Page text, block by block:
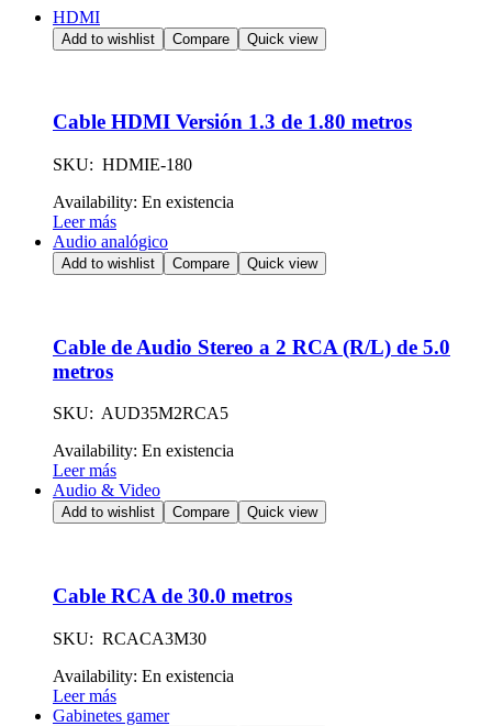
HDMI
Add to wishlist Compare Quick view
Cable HDMI Versión 1.3 de 1.80 metros
SKU: HDMIE-180
Availability: En existencia
Leer más
Audio analógico
Add to wishlist Compare Quick view
Cable de Audio Stereo a 2 RCA (R/L) de 5.0
metros
SKU: AUD35M2RCA5
Availability: En existencia
Leer más
Audio & Video
Add to wishlist Compare Quick view
Cable RCA de 30.0 metros
SKU: RCACA3M30
Availability: En existencia
Leer más
Gabinetes gamer